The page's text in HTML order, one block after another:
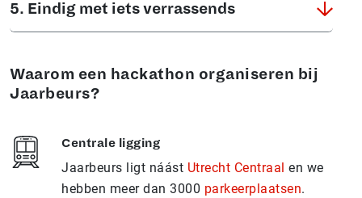
5. Eindig met iets verrassends
Waarom een hackathon organiseren bij
Jaarbeurs?
Centrale ligging
Jaarbeurs ligt náást Utrecht Centraal en we
hebben meer dan 3000 parkeerplaatsen.